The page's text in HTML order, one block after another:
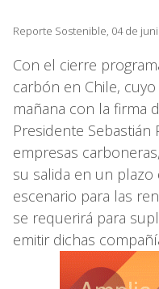
Reporte Sostenible, 04 de
Con el cierre
carbón en Chile,
mañana con la firma
Presidente Sebastián
empresas
su salida en un
escenario para las
se requerirá para
emitir dichas